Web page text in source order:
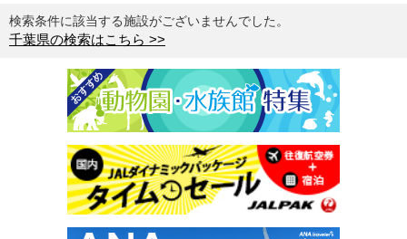
検索条件に該当する施設がございませんでした。
千葉県の検索はこちら >>